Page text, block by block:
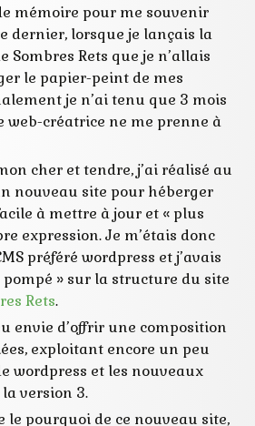
mémoire pour me souvenir
dernier, lorsque je lançais la
Sombres Rets que je n’allais
le papier-peint de mes
je n’ai tenu que 3 mois
web-créatrice ne me prenne à
cher et tendre, j’ai réalisé au
nouveau site pour héberger
à mettre à jour et « plus
expression. Je m’étais donc
préféré wordpress et j’avais
» sur la structure du site
Rets.
envie d’offrir une composition
exploitant encore un peu
wordpress et les nouveaux
version 3.
le pourquoi de ce nouveau site,